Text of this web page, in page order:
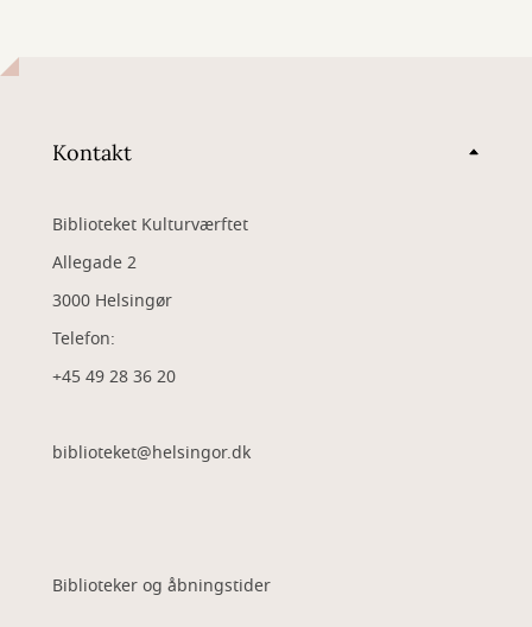
Kontakt
Biblioteket Kulturværftet
Allegade 2
3000 Helsingør
Telefon:
+45 49 28 36 20
biblioteket@helsingor.dk
Biblioteker og åbningstider